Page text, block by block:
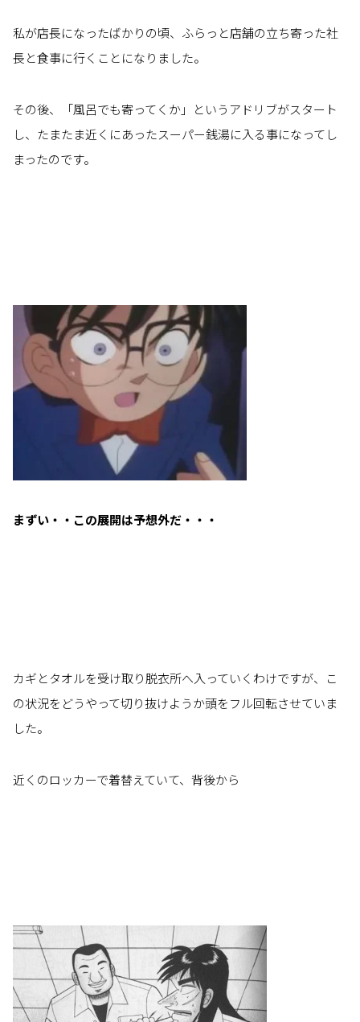
私が店長になったばかりの頃、ふらっと店舗の立ち寄った社
長と食事に行くことになりました。
その後、「風呂でも寄ってくか」というアドリブがスタート
し、たまたま近くにあったスーパー銭湯に入る事になってし
まったのです。
まずい・・この展開は予想外だ・・・
カギとタオルを受け取り脱衣所へ入っていくわけですが、こ
の状況をどうやって切り抜けようか頭をフル回転させていま
した。
近くのロッカーで着替えていて、背後から